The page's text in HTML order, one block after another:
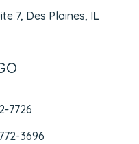
7, Des Plaines, IL
7726
3696